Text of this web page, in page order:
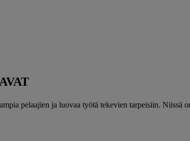
pelaajien ja luovaa työtä tekevien tarpeisiin.